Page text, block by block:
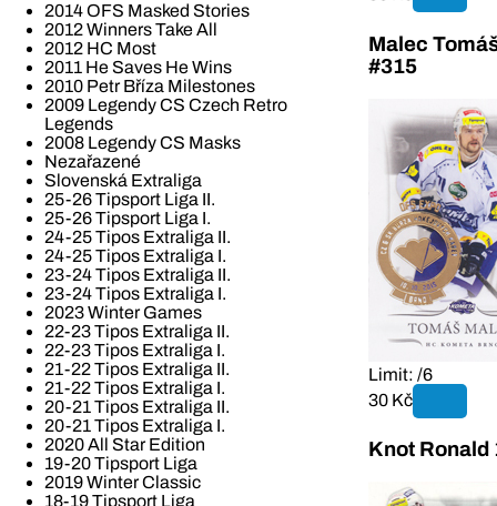
2014 OFS Masked Stories
2012 Winners Take All
2012 HC Most
2011 He Saves He Wins
2010 Petr Bříza Milestones
2009 Legendy CS Czech Retro
Legends
2008 Legendy CS Masks
Nezařazené
Slovenská Extraliga
25-26 Tipsport Liga II.
25-26 Tipsport Liga I.
24-25 Tipos Extraliga II.
24-25 Tipos Extraliga I.
23-24 Tipos Extraliga II.
23-24 Tipos Extraliga I.
2023 Winter Games
22-23 Tipos Extraliga II.
22-23 Tipos Extraliga I.
21-22 Tipos Extraliga II.
21-22 Tipos Extraliga I.
20-21 Tipos Extraliga II.
20-21 Tipos Extraliga I.
2020 All Star Edition
19-20 Tipsport Liga
2019 Winter Classic
18-19 Tipsport Liga
Malec
#315
Limit: /6
30 Kč
Knot Ronald